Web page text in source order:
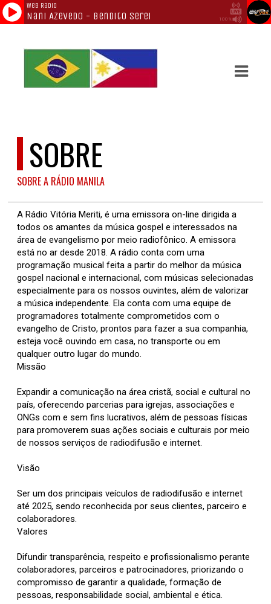
SOBRE
SOBRE A RÁDIO MANILA
A Rádio Vitória Meriti, é uma emissora on-line dirigida a
todos os amantes da música gospel e interessados na
área de evangelismo por meio radiofônico. A emissora
está no ar desde 2018. A rádio conta com uma
programação musical feita a partir do melhor da música
gospel nacional e internacional, com músicas selecionadas
especialmente para os nossos ouvintes, além de valorizar
a música independente. Ela conta com uma equipe de
programadores totalmente comprometidos com o
evangelho de Cristo, prontos para fazer a sua companhia,
esteja você ouvindo em casa, no transporte ou em
qualquer outro lugar do mundo.
Missão
Expandir a comunicação na área cristã, social e cultural no
país, oferecendo parcerias para igrejas, associações e
ONGs com e sem fins lucrativos, além de pessoas físicas
para promoverem suas ações sociais e culturais por meio
de nossos serviços de radiodifusão e internet.
Visão
Ser um dos principais veículos de radiodifusão e internet
até 2025, sendo reconhecida por seus clientes, parceiro e
colaboradores.
Valores
Difundir transparência, respeito e profissionalismo perante
colaboradores, parceiros e patrocinadores, priorizando o
compromisso de garantir a qualidade, formação de
pessoas, responsabilidade social, ambiental e ética.